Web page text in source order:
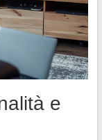
e